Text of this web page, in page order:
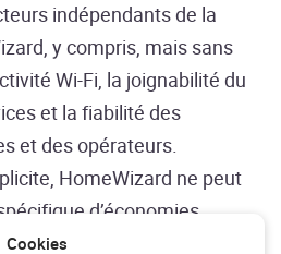
Cookies
indépendants de la
y compris, mais sans
Wi-Fi, la joignabilité du
et la fiabilité des
et des opérateurs.
HomeWizard ne peut
d’économies
avantages monétaires